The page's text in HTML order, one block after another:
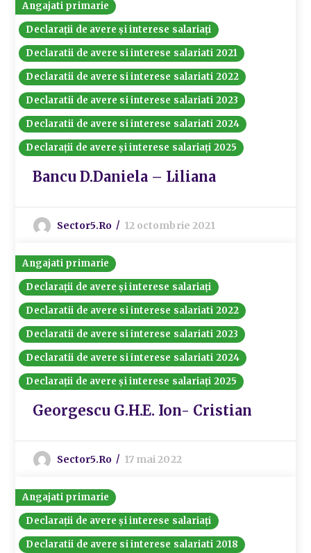
Angajati primarie
Declarații de avere și interese salariați
Declaratii de avere si interese salariati 2021
Declaratii de avere si interese salariati 2022
Declaratii de avere si interese salariati 2023
Declaratii de avere si interese salariati 2024
Declarații de avere și interese salariați 2025
Bancu D.Daniela – Liliana
Sector5.ro 12 octombrie 2021
Angajati primarie
Declarații de avere și interese salariați
Declaratii de avere si interese salariati 2022
Declaratii de avere si interese salariati 2023
Declaratii de avere si interese salariati 2024
Declarații de avere și interese salariați 2025
Georgescu G.H.E. Ion- Cristian
Sector5.ro 17 mai 2022
Angajati primarie
Declarații de avere și interese salariați
Declaratii de avere si interese salariati 2018